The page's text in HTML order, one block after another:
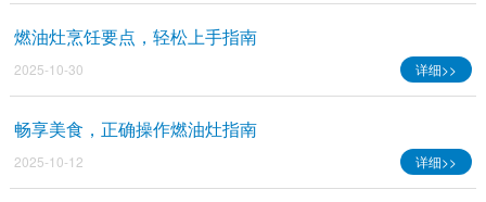
燃油灶烹饪要点，轻松上手指南
2025-10-30 详细>>
畅享美食，正确操作燃油灶指南
2025-10-12 详细>>